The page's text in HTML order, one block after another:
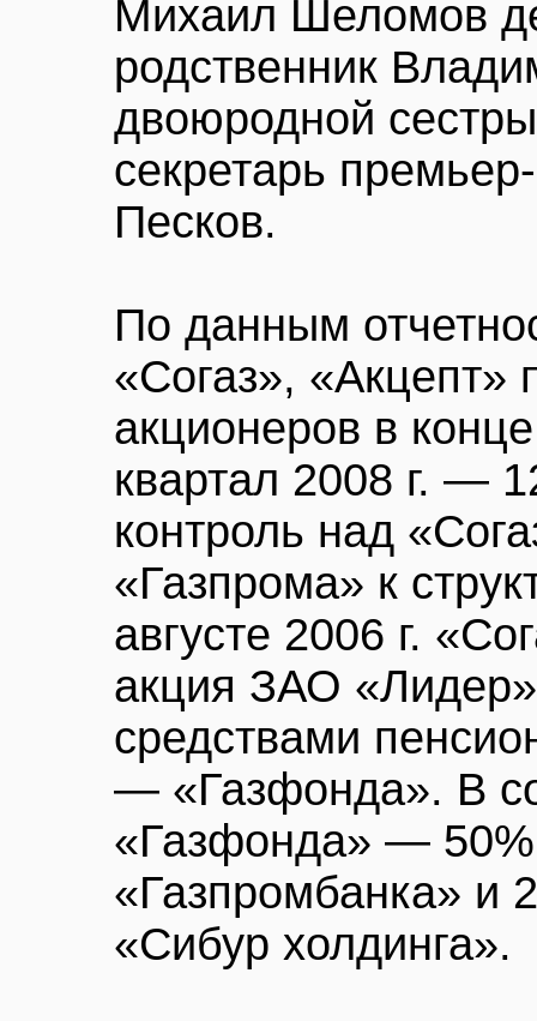
Михаил Шеломов
родственник
двоюродной
секретарь
Песков.
По данным
«Согаз», «Акцепт»
акционеров в
квартал 2008 г. —
контроль над
«Газпрома» к
августе 2006 г.
акция ЗАО
средствами
— «Газфонда». В
«Газфонда» —
«Газпромбанка» и
«Сибур холдинга».